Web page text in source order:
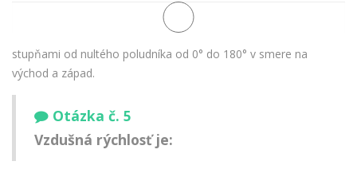
stupňami od nultého poludníka od 0° do 180° v smere na
východ a západ.
Otázka č. 5
Vzdušná rýchlosť je: